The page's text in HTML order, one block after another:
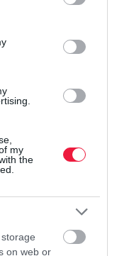
third-party tags to
in below Google
my
the
on web or
a falig
a hatósági áras
őket az